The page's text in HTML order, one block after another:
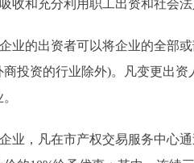
和充分利用职工出资和社会法
的出资者可以将企业的全部或
投资的行业除外)。凡变更出
，凡在市产权交易服务中心通